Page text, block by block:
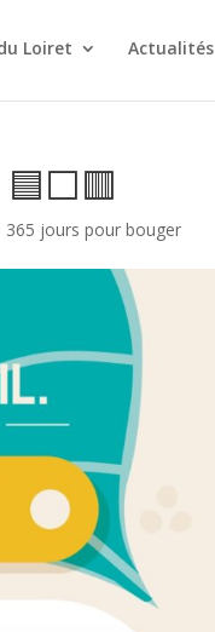
Loiret Actualités
365 jours pour bouger